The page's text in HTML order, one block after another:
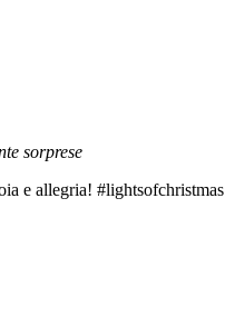
sorprese
e allegria! #lightsofchristmas